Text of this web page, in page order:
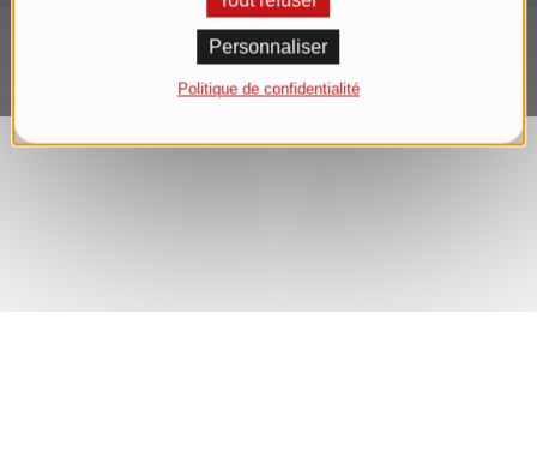
Personnaliser
Politique de confidentialité